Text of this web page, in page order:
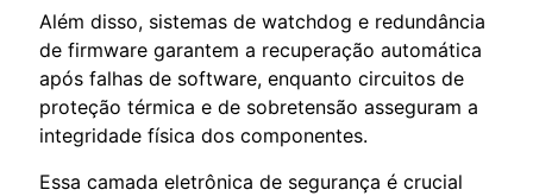
Além disso, sistemas de watchdog e redundância
de firmware garantem a recuperação automática
após falhas de software, enquanto circuitos de
proteção térmica e de sobretensão asseguram a
integridade física dos componentes.
Essa camada eletrônica de segurança é crucial